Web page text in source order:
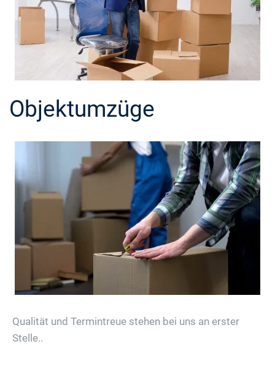
Objektumzüge
Qualität und Termintreue stehen bei uns an erster
Stelle..